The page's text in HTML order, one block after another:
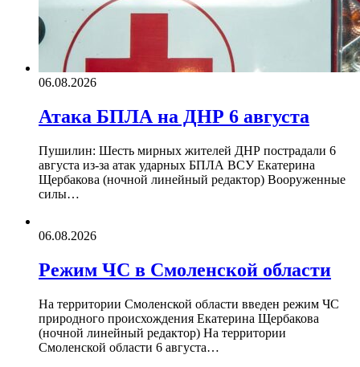
06.08.2026
Атака БПЛА на ДНР 6 августа
Пушилин: Шесть мирных жителей ДНР пострадали 6
августа из-за атак ударных БПЛА ВСУ Екатерина
Щербакова (ночной линейный редактор) Вооруженные
силы…
06.08.2026
Режим ЧС в Смоленской области
На территории Смоленской области введен режим ЧС
природного происхождения Екатерина Щербакова
(ночной линейный редактор) На территории
Смоленской области 6 августа…